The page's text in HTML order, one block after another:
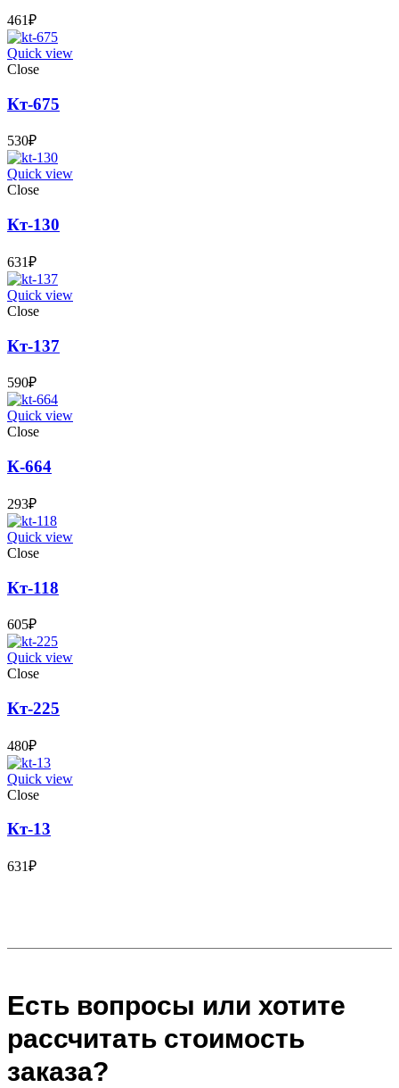
461₽
Quick view
Close
Кт-675
530₽
Quick view
Close
Кт-130
631₽
Quick view
Close
Кт-137
590₽
Quick view
Close
К-664
293₽
Quick view
Close
Кт-118
605₽
Quick view
Close
Кт-225
480₽
Quick view
Close
Кт-13
631₽
Есть вопросы или хотите
рассчитать стоимость
заказа?